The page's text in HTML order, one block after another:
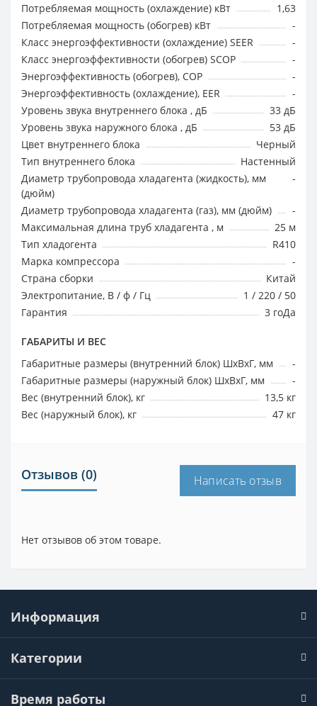
Потребляемая мощность (охлаждение) кВт
1,63
Потребляемая мощность (обогрев) кВт
-
Класс энергоэффективности (охлаждение) SEER
-
Класс энергоэффективности (обогрев) SCOP
-
Энергоэффективность (обогрев), COP
-
Энергоэффективность (охлаждение), EER
-
Уровень звука внутреннего блока , дБ
33 дБ
Уровень звука наружного блока , дБ
53 дБ
Цвет внутреннего блока
Черный
Тип внутреннего блока
Настенный
Диаметр трубопровода хладагента (жидкость), мм
(дюйм)
-
Диаметр трубопровода хладагента (газ), мм (дюйм)
-
Максимальная длина труб хладагента , м
25 м
Тип хладогента
R410
Марка компрессора
-
Страна сборки
Китай
Электропитание, В / ф / Гц
1 / 220 / 50
Гарантия
3 гоДа
ГАБАРИТЫ И ВЕС
Габаритные размеры (внутренний блок) ШхВхГ, мм
-
Габаритные размеры (наружный блок) ШхВхГ, мм
-
Вес (внутренний блок), кг
13,5 кг
Вес (наружный блок), кг
47 кг
Отзывов (0) Написать отзыв
Нет отзывов об этом товаре.
Информация
Категории
Время работы